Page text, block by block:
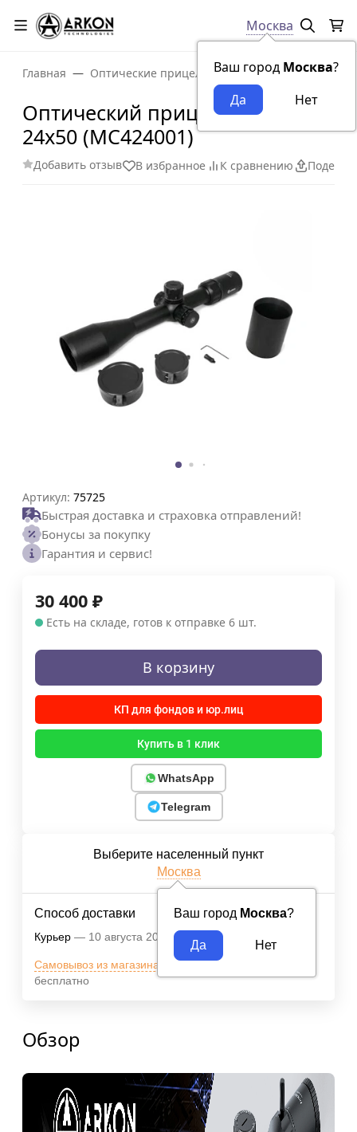
Москва
Ваш город Москва?
Главная Оптические прицелы Оптический прицел
Оптический прицел Arkon C 4-
24x50 (MC424001)
Добавить отзыв В избранное К сравнению
Артикул: 75725
Быстрая доставка и страховка отправлений!
Бонусы за покупку
Гарантия и сервис!
30 400 ₽
Есть на складе, готов к отправке 6 шт.
В корзину
КП для фондов и юр.лиц
Купить в 1 клик
WhatsApp
Telegram
Выберите населенный пункт
Москва
Ваш город Москва?
Способ доставки
Курьер 10 августа 2026 Бесплатно
Самовывоз из магазина м.ВДНХ
бесплатно
Обзор